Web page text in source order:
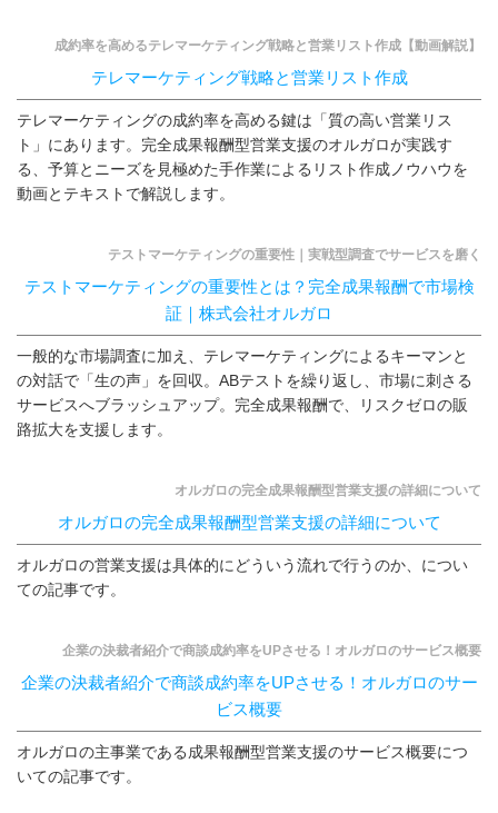
成約率を高めるテレマーケティング戦略と営業リスト作成【動画解説】
テレマーケティング戦略と営業リスト作成
テレマーケティングの成約率を高める鍵は「質の高い営業リス
ト」にあります。完全成果報酬型営業支援のオルガロが実践す
る、予算とニーズを見極めた手作業によるリスト作成ノウハウを
動画とテキストで解説します。
テストマーケティングの重要性｜実戦型調査でサービスを磨く
テストマーケティングの重要性とは？完全成果報酬で市場検
証｜株式会社オルガロ
一般的な市場調査に加え、テレマーケティングによるキーマンと
の対話で「生の声」を回収。ABテストを繰り返し、市場に刺さる
サービスへブラッシュアップ。完全成果報酬で、リスクゼロの販
路拡大を支援します。
オルガロの完全成果報酬型営業支援の詳細について
オルガロの完全成果報酬型営業支援の詳細について
オルガロの営業支援は具体的にどういう流れで行うのか、につい
ての記事です。
企業の決裁者紹介で商談成約率をUPさせる！オルガロのサービス概要
企業の決裁者紹介で商談成約率をUPさせる！オルガロのサー
ビス概要
オルガロの主事業である成果報酬型営業支援のサービス概要につ
いての記事です。